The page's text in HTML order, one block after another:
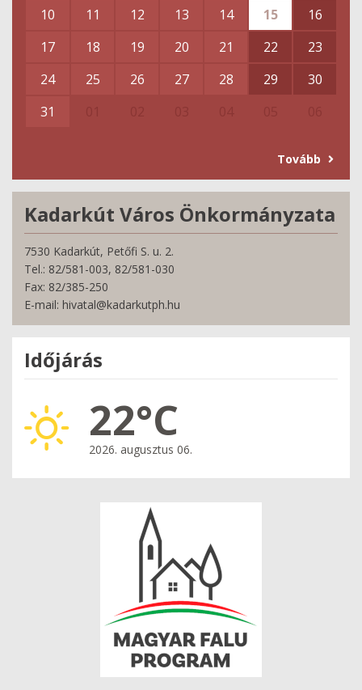
10
11 12 13 14 15
16
17
18 19 20 21 22
23
24
25 26 27 28 29
30
31
Tovább
Kadarkút Város Önkormányzata
7530 Kadarkút, Petőfi S. u. 2.
Tel.: 82/581-003, 82/581-030
Fax: 82/385-250
E-mail: hivatal@kadarkutph.hu
Időjárás
22°C
2026. augusztus 06.